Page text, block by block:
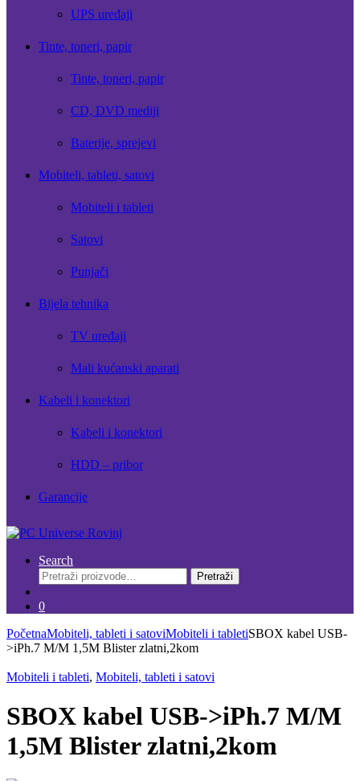
UPS uređaji
Tinte, toneri, papir
Tinte, toneri, papir
CD, DVD mediji
Baterije, sprejevi
Mobiteli, tableti, satovi
Mobiteli i tableti
Satovi
Punjači
Bijela tehnika
TV uređaji
Mali kućanski aparati
Kabeli i konektori
Kabeli i konektori
HDD – pribor
Garancije
Search
Pretraži:
Pretraži
0
PočetnaMobiteli, tableti i satoviMobiteli i tabletiSBOX kabel USB-
>iPh.7 M/M 1,5M Blister zlatni,2kom
Mobiteli i tableti, Mobiteli, tableti i satovi
SBOX kabel USB->iPh.7 M/M
1,5M Blister zlatni,2kom